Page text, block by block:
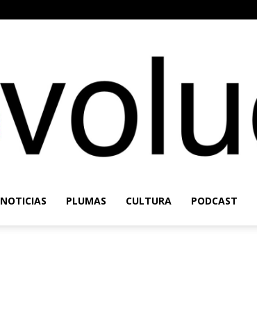
NOTICIAS PLUMAS CULTURA PODCAST